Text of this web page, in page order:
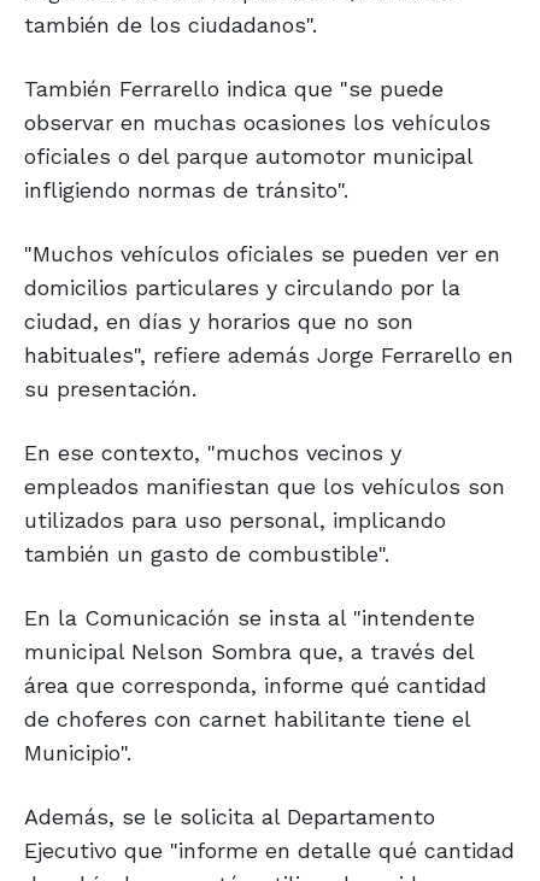
también de los ciudadanos".
También Ferrarello indica que "se puede
observar en muchas ocasiones los vehículos
oficiales o del parque automotor municipal
infligiendo normas de tránsito".
"Muchos vehículos oficiales se pueden ver en
domicilios particulares y circulando por la
ciudad, en días y horarios que no son
habituales", refiere además Jorge Ferrarello en
su presentación.
En ese contexto, "muchos vecinos y
empleados manifiestan que los vehículos son
utilizados para uso personal, implicando
también un gasto de combustible".
En la Comunicación se insta al "intendente
municipal Nelson Sombra que, a través del
área que corresponda, informe qué cantidad
de choferes con carnet habilitante tiene el
Municipio".
Además, se le solicita al Departamento
Ejecutivo que "informe en detalle qué cantidad